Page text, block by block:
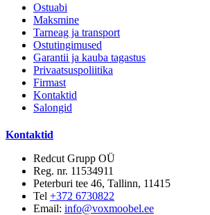
Ostuabi
Maksmine
Tarneag ja transport
Ostutingimused
Garantii ja kauba tagastus
Privaatsuspoliitika
Firmast
Kontaktid
Salongid
Kontaktid
Redcut Grupp OÜ
Reg. nr. 11534911
Peterburi tee 46, Tallinn, 11415
Tel +372 6730822
Email: info@voxmoobel.ee